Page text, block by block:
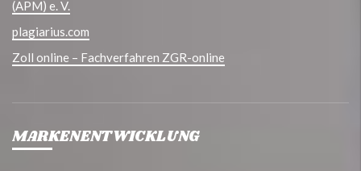
(APM) e. V.
plagiarius.com
Zoll online – Fachverfahren ZGR-online
MARKENENTWICKLUNG